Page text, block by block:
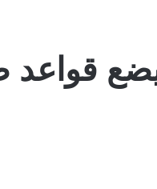
قواعد